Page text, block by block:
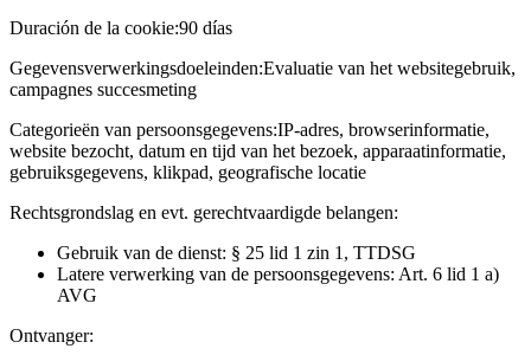
Duración de la cookie:90 días
Gegevensverwerkingsdoeleinden:Evaluatie van het websitegebruik,
campagnes succesmeting
Categorieën van persoonsgegevens:IP-adres, browserinformatie,
website bezocht, datum en tijd van het bezoek, apparaatinformatie,
gebruiksgegevens, klikpad, geografische locatie
Rechtsgrondslag en evt. gerechtvaardigde belangen:
Gebruik van de dienst: § 25 lid 1 zin 1, TTDSG
Latere verwerking van de persoonsgegevens: Art. 6 lid 1 a)
AVG
Ontvanger: